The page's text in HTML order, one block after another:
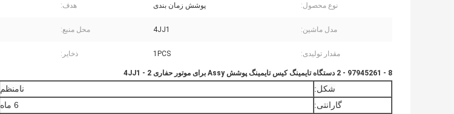
نوع محصول: پوشش زمان بندی هدف:
مدل ماشین: 4JJ1 محل منبع:
مقدار تولیدی: 1PCS ذخایر:
8 - 97945261 - 2 دستگاه تایمینگ کیس تایمینگ پوشش Assy برای موتور حفاری 4JJ1 - 2
شکل:
نامنظم
گارانتی:
6 ماه